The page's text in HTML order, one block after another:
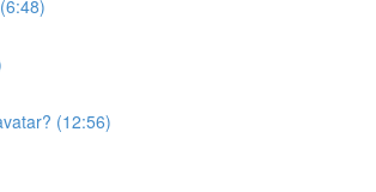
(12:56)